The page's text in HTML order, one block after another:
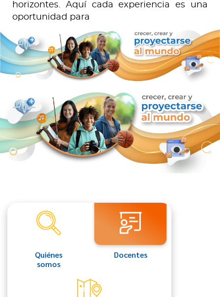
horizontes. Aquí cada experiencia es una
oportunidad para
Quiénes
somos
Docentes